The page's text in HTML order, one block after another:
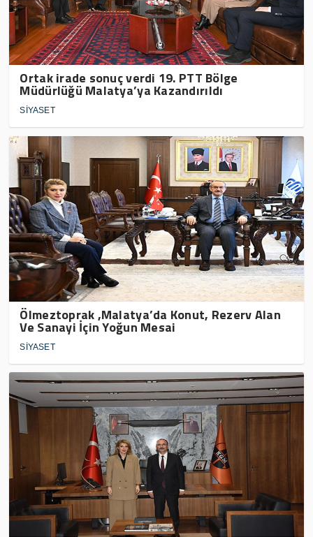
Ortak irade sonuç verdi 19. PTT Bölge
Müdürlüğü Malatya’ya Kazandırıldı
SİYASET
Ölmeztoprak ,Malatya’da Konut, Rezerv Alan
Ve Sanayi İçin Yoğun Mesai
SİYASET